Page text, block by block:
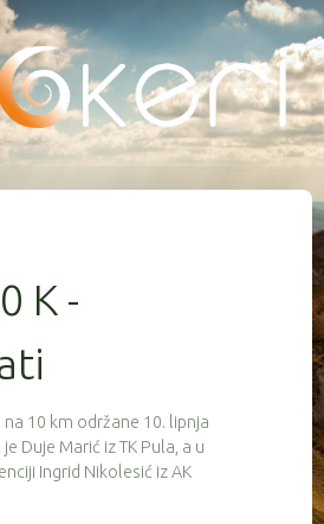
K -
10 km održane 10. lipnja
Duje Marić iz TK Pula, a u
Ingrid Nikolesić iz AK